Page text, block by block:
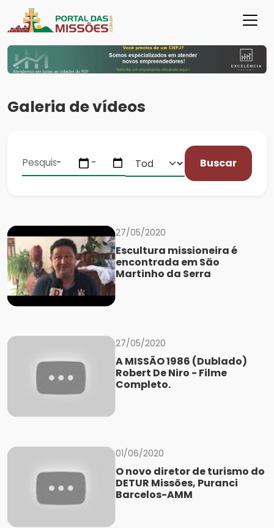
Galeria de vídeos
Buscar
27/05/2020
Escultura missioneira é
encontrada em São
Martinho da Serra
27/05/2020
A MISSÃO 1986 (Dublado)
Robert De Niro - Filme
Completo.
01/06/2020
O novo diretor de turismo do
DETUR Missões, Puranci
Barcelos-AMM